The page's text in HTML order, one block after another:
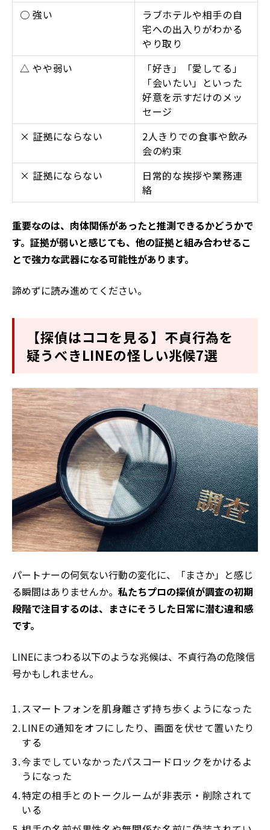
○ 強い
ラブホテルや相手の自
宅への出入りがわかる
やり取り
△ やや弱い
「好き」「愛してる」
「会いたい」といった
好意を示すだけのメッ
セージ
× 証拠にならない
2人きりでの食事や飲み
会の約束
× 証拠にならない
日常的な挨拶や業務連
絡
重要なのは、肉体関係があったと推測できるかどうかで
す。証拠が弱いと感じても、他の証拠と組み合わせるこ
とで強力な武器になる可能性があります。
諦めずに読み進めてください。
【探偵はココを見る】不貞行為を
疑うべきLINEの怪しい兆候7選
パートナーの何気ない行動の変化に、「まさか」と感じ
る瞬間はありませんか。 私たちプロの探偵が調査の初期
段階で注目するのは、まさにそうした日常に潜む違和感
です。
LINEにまつわる以下のような兆候は、不貞行為の危険信
号かもしれません。
スマートフォンを肌身離さず持ち歩くようになった
LINEの通知をオフにしたり、画面を伏せて置いたり
する
今までしていなかったパスコードロックをかけるよ
うになった
特定の相手とのトークルームが非表示・削除されて
いる